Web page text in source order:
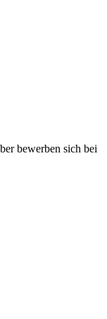
bewerben sich bei